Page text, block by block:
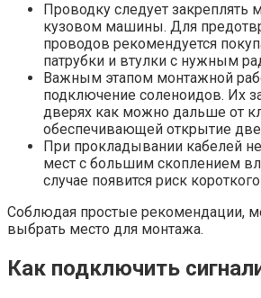
Проводку следует
кузовом машины. Для
проводов рекомендуется
патрубки и втулки с нужным
Важным этапом монтажной
подключение соленоидов. Их
дверях как можно дальше от
обеспечивающей открытие
При прокладывании кабелей
мест с большим скоплением
случае появится риск
Соблюдая простые рекомендации,
выбрать место для монтажа.
Как подключить